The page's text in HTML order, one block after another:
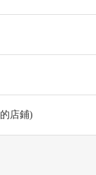
店鋪)